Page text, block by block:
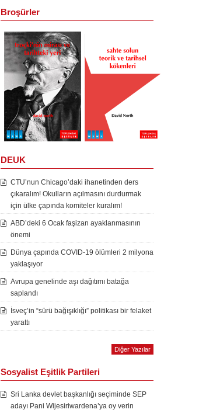
Broşürler
DEUK
CTU’nun Chicago’daki ihanetinden ders
çıkaralım! Okulların açılmasını durdurmak
için ülke çapında komiteler kuralım!
ABD’deki 6 Ocak faşizan ayaklanmasının
önemi
Dünya çapında COVID-19 ölümleri 2 milyona
yaklaşıyor
Avrupa genelinde aşı dağıtımı batağa
saplandı
İsveç’in “sürü bağışıklığı” politikası bir felaket
yarattı
Diğer Yazılar
Sosyalist Eşitlik Partileri
Sri Lanka devlet başkanlığı seçiminde SEP
adayı Pani Wijesiriwardena’ya oy verin